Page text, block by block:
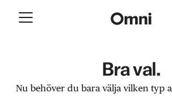
Bra val.
Nu behöver du bara välja vilken typ